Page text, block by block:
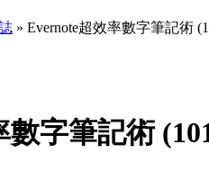
» Evernote超效率數字筆記術
數字筆記術